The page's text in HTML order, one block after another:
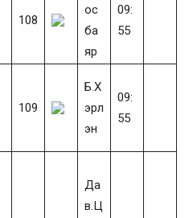
108
ос
ба
яр
09:
55
109
Б.Х
эрл
эн
09:
55
Да
в.Ц